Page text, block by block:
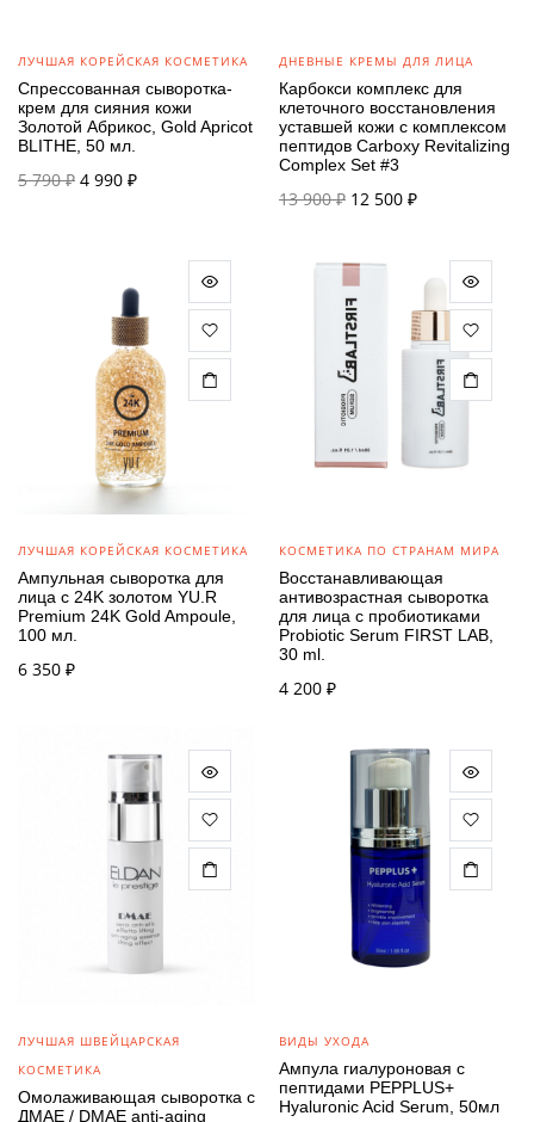
ЛУЧШАЯ КОРЕЙСКАЯ КОСМЕТИКА
Спрессованная сыворотка-
крем для сияния кожи
Золотой Абрикос, Gold Apricot
BLITHE, 50 мл.
5 790₽ Первоначальная
4 990 ₽Текущая
ДНЕВНЫЕ КРЕМЫ ДЛЯ ЛИЦА
Карбокси комплекс для
клеточного восстановления
уставшей кожи с комплексом
пептидов Carboxy Revitalizing
Complex Set #3
13 900₽ Первоначальная
13 900 ₽.
12 500 ₽Текущая
ЛУЧШАЯ КОРЕЙСКАЯ КОСМЕТИКА
Ампульная сыворотка для
лица с 24K золотом YU.R
Premium 24K Gold Ampoule,
100 мл.
6 350 ₽
КОСМЕТИКА ПО СТРАНАМ МИРА
Восстанавливающая
антивозрастная сыворотка
для лица с пробиотиками
Probiotic Serum FIRST LAB,
30 ml.
4 200 ₽
ЛУЧШАЯ ШВЕЙЦАРСКАЯ
КОСМЕТИКА
Омолаживающая сыворотка с
ДМАЕ / DMAE anti-aging
ВИДЫ УХОДА
Ампула гиалуроновая с
пептидами PEPPLUS+
Hyaluronic Acid Serum, 50мл